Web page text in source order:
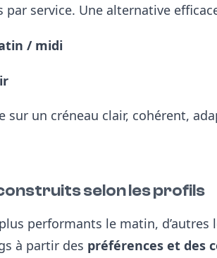
par service. Une alternative
/ midi
sur un créneau clair, cohérent,
selon les profils
performants le matin, d’autres
à partir des préférences et des